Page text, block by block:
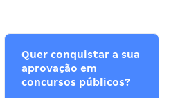
Quer conquistar a sua
aprovação em
concursos públicos?